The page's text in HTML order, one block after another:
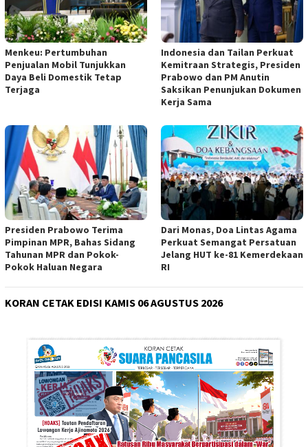
Menkeu: Pertumbuhan
Penjualan Mobil Tunjukkan
Daya Beli Domestik Tetap
Terjaga
Indonesia dan Tailan Perkuat
Kemitraan Strategis, Presiden
Prabowo dan PM Anutin
Saksikan Penunjukan Dokumen
Kerja Sama
Presiden Prabowo Terima
Pimpinan MPR, Bahas Sidang
Tahunan MPR dan Pokok-
Pokok Haluan Negara
Dari Monas, Doa Lintas Agama
Perkuat Semangat Persatuan
Jelang HUT ke-81 Kemerdekaan
RI
KORAN CETAK EDISI KAMIS 06 AGUSTUS 2026